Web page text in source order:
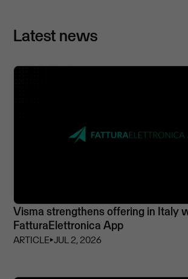
Latest news
Visma strengthens offering in Italy
FatturaElettronica App
ARTICLE⏵JUL 2, 2026